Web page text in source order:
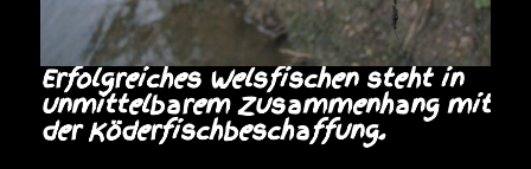
Erfolgreiches Welsfischen steht in
unmittelbarem Zusammenhang mit
der Köderfischbeschaffung.